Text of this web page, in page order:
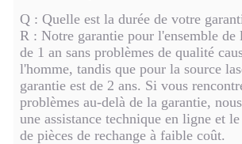
Q : Quelle est la durée de votre
R : Notre garantie pour l'ensemble de
de 1 an sans problèmes de qualité
l'homme, tandis que pour la source
garantie est de 2 ans. Si vous
problèmes au-delà de la garantie,
une assistance technique en ligne et
de pièces de rechange à faible coût.